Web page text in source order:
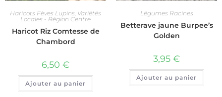
Haricots Fèves Lupins Variétés
Locales - Région Centre
Haricot Riz Comtesse de
Chambord
6,50 €
Ajouter au panier
Légumes Racines
Betterave jaune Burpee’s
Golden
3,95 €
Ajouter au panier